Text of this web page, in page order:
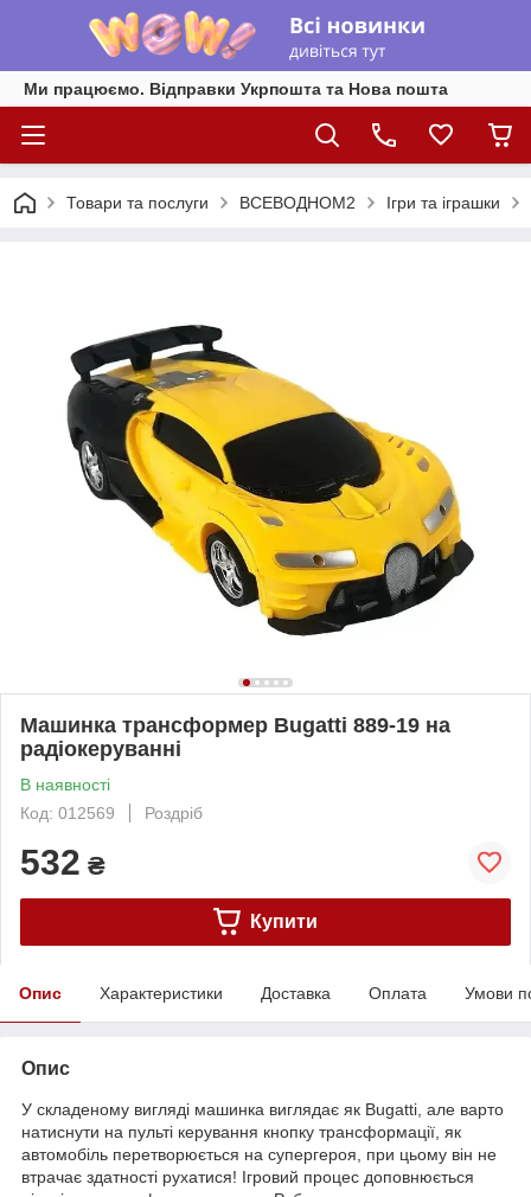
Ми працюємо. Відправки Укрпошта та Нова пошта
Товари та послуги ВСЕВОДНОМ2 Ігри та іграшки
Машинка трансформер Bugatti 889-19 на
радіокеруванні
В наявності
Код: 012569
Роздріб
532 ₴
Купити
Опис Характеристики Доставка Оплата Умови
Опис
У складеному вигляді машинка виглядає як Bugatti, але варто
натиснути на пульті керування кнопку трансформації, як
автомобіль перетворюється на супергероя, при цьому він не
втрачає здатності рухатися! Ігровий процес доповнюється